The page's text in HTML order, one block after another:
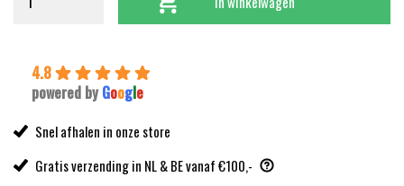
4.8
powered by Google
Snel afhalen in onze store
Gratis verzending in NL & BE vanaf €100,-